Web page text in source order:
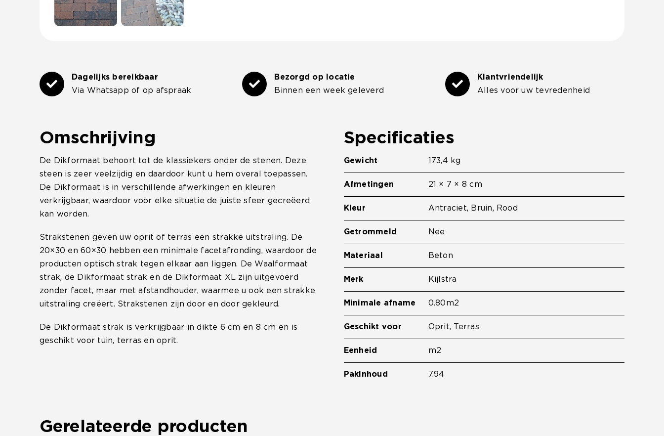
Dagelijks bereikbaar
Via Whatsapp of op afspraak
Bezorgd op locatie
Binnen een week geleverd
Klantvriendelijk
Alles voor uw tevredenheid
Omschrijving
De Dikformaat behoort tot de klassiekers onder de stenen. Deze
steen is zeer veelzijdig en daardoor kunt u hem overal toepassen.
De Dikformaat is in verschillende afwerkingen en kleuren
verkrijgbaar, waardoor voor elke situatie de juiste sfeer gecreëerd
kan worden.
Strakstenen geven uw oprit of terras een strakke uitstraling. De
20×30 en 60×30 hebben een minimale facetafronding, waardoor de
producten optisch strak tegen elkaar aan liggen. De Waalformaat
strak, de Dikformaat strak en de Dikformaat XL zijn uitgevoerd
zonder facet, maar met afstandhouder, waarmee u ook een strakke
uitstraling creëert. Strakstenen zijn door en door gekleurd.
De Dikformaat strak is verkrijgbaar in dikte 6 cm en 8 cm en is
geschikt voor tuin, terras en oprit.
Specificaties
Gewicht 173,4 kg
Afmetingen 21 × 7 × 8 cm
Kleur Antraciet, Bruin, Rood
Getrommeld Nee
Materiaal Beton
Merk Kijlstra
Minimale afname 0.80m2
Geschikt voor Oprit, Terras
Eenheid m2
Pakinhoud 7.94
Gerelateerde producten